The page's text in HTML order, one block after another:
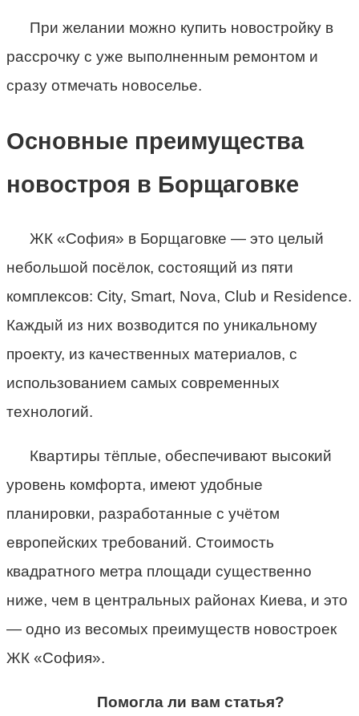
При желании можно купить новостройку в
рассрочку с уже выполненным ремонтом и
сразу отмечать новоселье.
Основные преимущества
новостроя в Борщаговке
ЖК «София» в Борщаговке — это целый
небольшой посёлок, состоящий из пяти
комплексов: City, Smart, Nova, Club и Residence.
Каждый из них возводится по уникальному
проекту, из качественных материалов, с
использованием самых современных
технологий.
Квартиры тёплые, обеспечивают высокий
уровень комфорта, имеют удобные
планировки, разработанные с учётом
европейских требований. Стоимость
квадратного метра площади существенно
ниже, чем в центральных районах Киева, и это
— одно из весомых преимуществ новостроек
ЖК «София».
Помогла ли вам статья?